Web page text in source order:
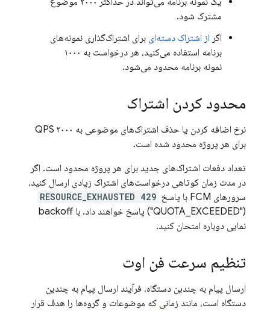
مشترک شود.
اگر از اشتراک دسته‌ای برای اشتراک‌گذاری نمونه‌های
برنامه استفاده می‌کنید، هر درخواست به ۱۰۰۰
نمونه برنامه محدود می‌شود.
محدود کردن اشتراک
نرخ اضافه کردن یا حذف اشتراک‌های موضوعی به ۳۰۰۰ QPS
برای هر پروژه محدود شده است.
تعداد دفعات اشتراک‌های جدید برای هر پروژه محدود است. اگر
در مدت زمان کوتاهی درخواست‌های اشتراک زیادی ارسال کنید،
سرورهای FCM با پاسخ 429 RESOURCE_EXHAUSTED
("QUOTA_EXCEEDED") پاسخ خواهند داد. با backoff
نمایی دوباره امتحان کنید.
تنظیم سرعت فن اوت
ارسال پیام به چندین دستگاه، فرآیند ارسال پیام به چندین
دستگاه است، مانند زمانی که موضوعات و گروه‌ها را هدف قرار